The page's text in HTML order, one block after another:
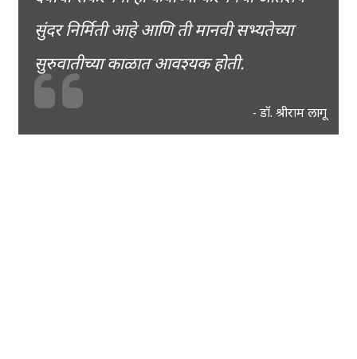
सुंदर निर्मिती आहे आणि ती मानवी सभ्यतेच्या
सुरुवातीच्या काळात आवश्यक होती.
-डॉ. श्रीराम लागू